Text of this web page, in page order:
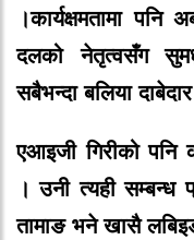
।कार्यक्षमतामा पनि
दलको
नेतृत्वसँग
सबैभन्दा बलियादाबेदार
एआइजी गिरीको पनि
। उनी त्यही सम्बन्ध
तामाङ भने खासै